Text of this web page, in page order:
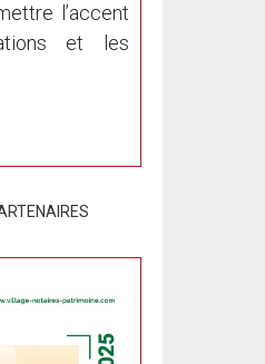
l’accent
et les